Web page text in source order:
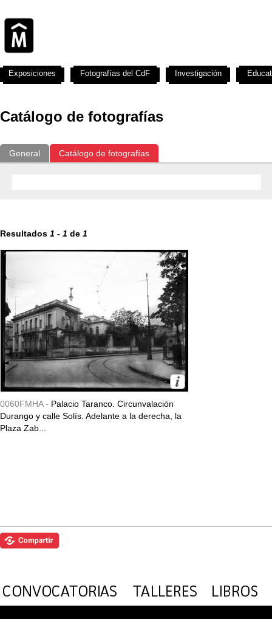
Catálogo de fotografías
General Catálogo de fotografías
Resultados 1 - 1 de 1
0060FMHA - Palacio Taranco. Circunvalación
Durango y calle Solís. Adelante a la derecha, la
Plaza Zab...
Exposiciones Fotografías del CdF Investigación